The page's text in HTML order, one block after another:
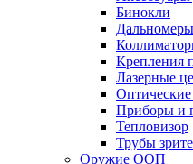
Бинокли
Дальномеры
Крепления
Лазерные
Приборы и
Тепловизор
Трубы
Оружие ООП